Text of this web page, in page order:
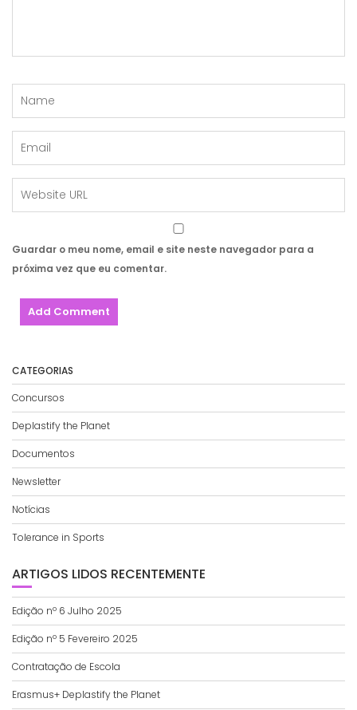
Guardar o meu nome, email e site neste navegador para a
próxima vez que eu comentar.
CATEGORIAS
Concursos
Deplastify the Planet
Documentos
Newsletter
Notícias
Tolerance in Sports
ARTIGOS LIDOS RECENTEMENTE
Edição nº 6 Julho 2025
Edição nº 5 Fevereiro 2025
Contratação de Escola
Erasmus+ Deplastify the Planet